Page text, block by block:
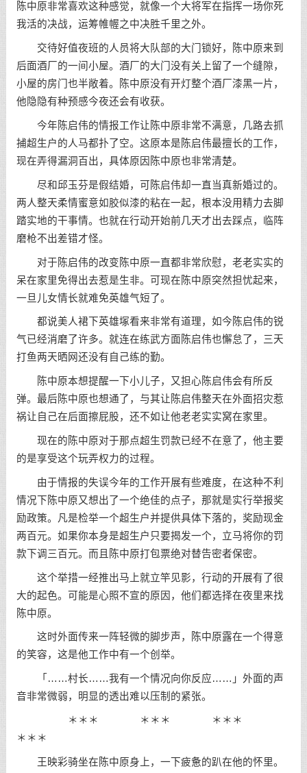
陈中原非常喜欢这种感觉，就像一个大将军在指挥一场你死
我活的决战，运筹帷幄之中决胜千里之外。
交待好值夜班的人员将大队部的大门锁好，陈中原来到
后面酒厂的一间小屋。酒厂的大门没有关上留了一个缝隙，
小屋的房门也半敞着。陈中原没有开灯整个酒厂漆黑一片，
他隐隐有种预感今夜还会有收获。
今年陈启伟的情报工作让陈中原非常不满意，几路去抓
捕超生户的人马都扑了空。这原本是陈启伟最擅长的工作，
现在弄得漏洞百出，具体原因陈中原也非常清楚。
尽和邱玉芬是假结婚，可陈启伟却一直当真新婚过的。
两人整天柔情蜜意如胶似漆的粘在一起，根本没用精力去脚
踏实地的干事情。也就在行动开始前几天才出去踩点，临阵
磨枪不出差错才怪。
对于陈启伟的改变陈中原一直都非常欣慰，老老实实的
呆在家里免得出去惹是生非。可现在陈中原突然担忧起来，
一旦儿女情长就难免英雄气短了。
都说美人裙下英雄塚看来非常有道理，如今陈启伟的锐
气已经消磨了许多。就连在练武方面陈启伟也懈怠了，三天
打鱼两天晒网还没有自己练的勤。
陈中原本想提醒一下小儿子，又担心陈启伟会有所反
弹。最后陈中原也想通了，与其让陈启伟整天在外面招灾惹
祸让自己在后面擦屁股，还不如让他老老实实窝在家里。
现在的陈中原对于那点超生罚款已经不在意了，他主要
的是享受这个玩弄权力的过程。
由于情报的失误今年的工作开展有些难度，在这种不利
情况下陈中原又想出了一个绝佳的点子，那就是实行举报奖
励政策。凡是检举一个超生户并提供具体下落的，奖励现金
两百元。如果你本身是超生户只要揭发一个，立马将你的罚
款下调三百元。而且陈中原打包票绝对替告密者保密。
这个举措一经推出马上就立竿见影，行动的开展有了很
大的起色。可能是心照不宣的原因，他们都选择在夜里来找
陈中原。
这时外面传来一阵轻微的脚步声，陈中原露在一个得意
的笑容，这是他工作中有一个创举。
「……村长……我有一个情况向你反应……」外面的声
音非常微弱，明显的透出难以压制的紧张。
＊＊＊ ＊＊＊ ＊＊＊
＊＊＊
王映彩骑坐在陈中原身上，一下疲惫的趴在他的怀里。